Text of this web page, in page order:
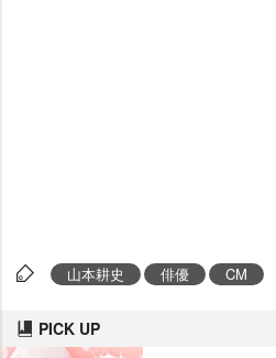
山本耕史 俳優 CM
PICK UP